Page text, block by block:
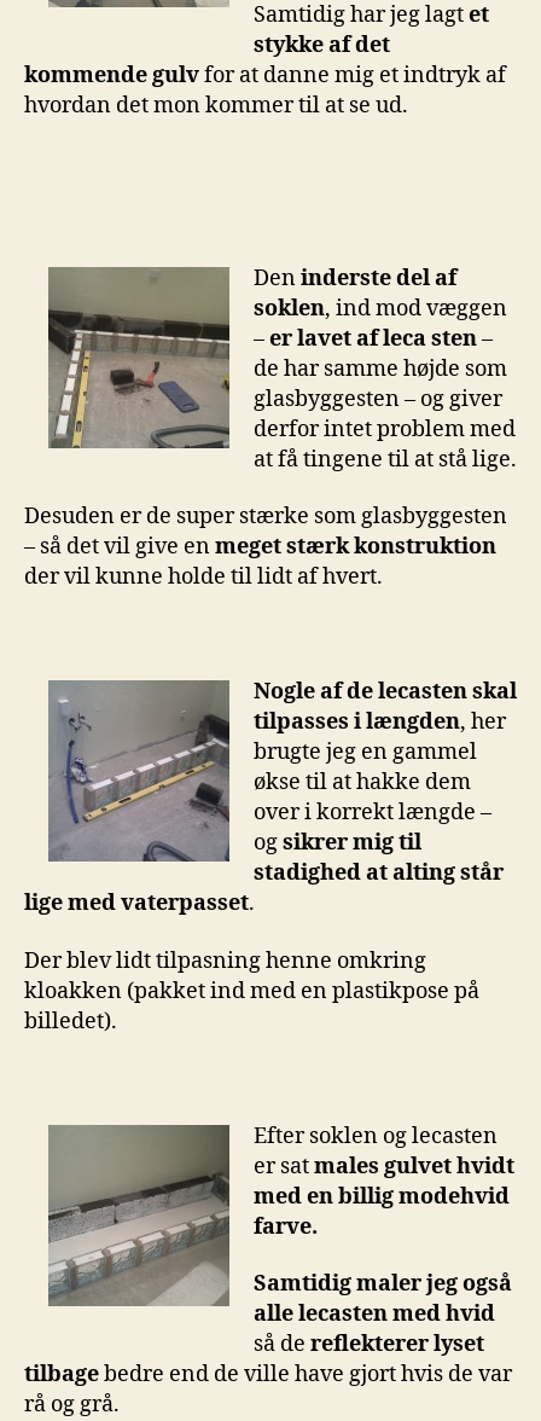
Samtidig har jeg lagtet
stykke af det
kommende gulvfor at danne mig et indtryk af
hvordan det mon kommer til at se ud.
Deninderste del af
soklen, ind mod væggen
–er lavet af leca sten–
de har samme højde som
glasbyggesten – og giver
derfor intet problem med
at få tingene til at stå lige.
Desuden er de super stærke som glasbyggesten
– så det vil give enmeget stærk konstruktion
der vil kunne holde til lidt af hvert.
Nogle af de lecasten skal
tilpasses i længden, her
brugte jeg en gammel
økse til at hakke dem
over i korrekt længde –
ogsikrer mig til
stadighed at alting står
lige med vaterpasset.
Der blev lidt tilpasning henne omkring
kloakken (pakket ind med en plastikpose på
billedet).
Efter soklen og lecasten
er satmales gulvet hvidt
med en billig modehvid
farve.
Samtidig maler jeg også
alle lecasten med hvid
så de reflekterer lyset
tilbagebedre end de ville have gjort hvis de var
rå og grå.